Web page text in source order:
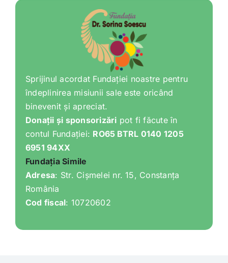
Sprijinul acordat Fundației noastre pentru
îndeplinirea misiunii sale este oricând
binevenit și apreciat.
Donații și sponsorizări pot fi făcute în
contul Fundației: RO65 BTRL 0140 1205
6951 94XX
Fundația Simile
Adresa: Str. Cișmelei nr. 15, Constanța
România
Cod fiscal: 10720602